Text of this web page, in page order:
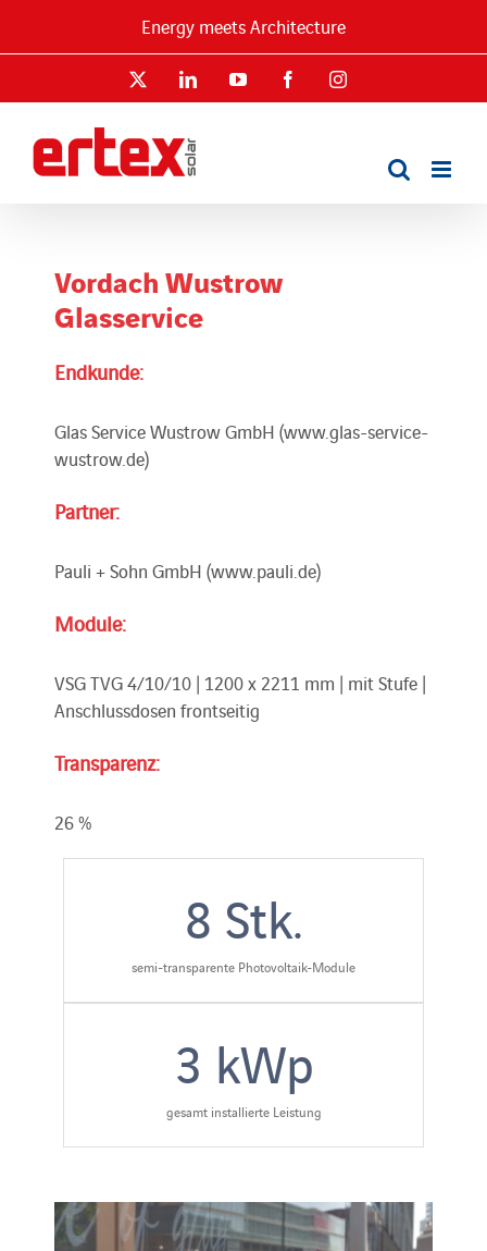
Energy meets Architecture
LinkedInYouTube FacebookInstagram
Vordach Wustrow
Glasservice
Endkunde:
Glas Service Wustrow GmbH (www.glas-service-
wustrow.de)
Partner:
Pauli + Sohn GmbH (www.pauli.de)
Module:
VSG TVG 4/10/10 | 1200 x 2211 mm | mit Stufe |
Anschlussdosen frontseitig
Transparenz:
26 %
8 Stk.
semi-transparente Photovoltaik-Module
3 kWp
gesamt installierte Leistung